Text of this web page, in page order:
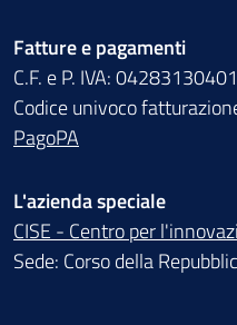
Fatture e pagamenti
C.F. e P. IVA: 04283130401
Codice univoco
PagoPA
L'azienda speciale
CISE - Centro per
Sede: Corso della